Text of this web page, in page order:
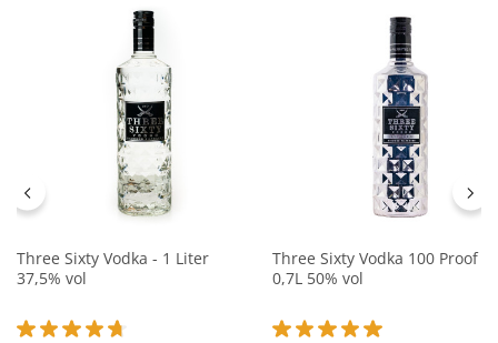
Three Sixty Vodka - 1 Liter
37,5% vol
Three Sixty Vodka 100 Proof -
0,7L 50% vol